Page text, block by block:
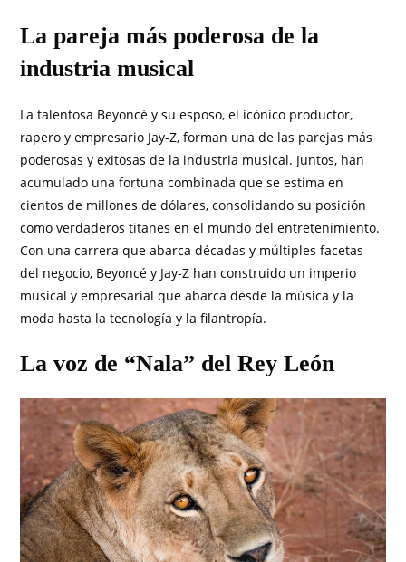
La pareja más poderosa de la
industria musical
La talentosa Beyoncé y su esposo, el icónico productor,
rapero y empresario Jay-Z, forman una de las parejas más
poderosas y exitosas de la industria musical. Juntos, han
acumulado una fortuna combinada que se estima en
cientos de millones de dólares, consolidando su posición
como verdaderos titanes en el mundo del entretenimiento.
Con una carrera que abarca décadas y múltiples facetas
del negocio, Beyoncé y Jay-Z han construido un imperio
musical y empresarial que abarca desde la música y la
moda hasta la tecnología y la filantropía.
La voz de “Nala” del Rey León